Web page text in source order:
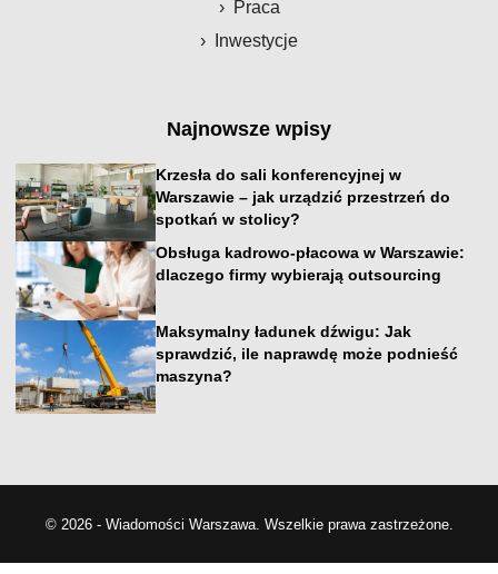
Praca
Inwestycje
Najnowsze wpisy
Krzesła do sali konferencyjnej w
Warszawie – jak urządzić przestrzeń do
spotkań w stolicy?
Obsługa kadrowo-płacowa w Warszawie:
dlaczego firmy wybierają outsourcing
Maksymalny ładunek dźwigu: Jak
sprawdzić, ile naprawdę może podnieść
maszyna?
© 2026 - Wiadomości Warszawa. Wszelkie prawa zastrzeżone.